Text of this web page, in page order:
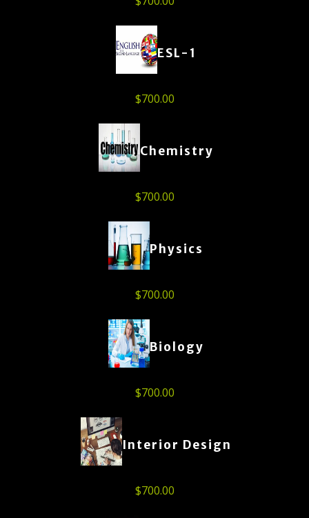
ESL-1
$700.00
Chemistry
$700.00
Physics
$700.00
Biology
$700.00
Interior Design
$700.00